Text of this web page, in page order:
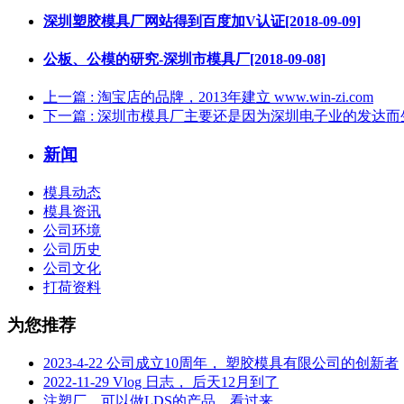
深圳塑胶模具厂网站得到百度加V认证[2018-09-09]
公板、公模的研究-深圳市模具厂[2018-09-08]
上一篇 : 淘宝店的品牌，2013年建立 www.win-zi.com
下一篇 : 深圳市模具厂主要还是因为深圳电子业的发达而
新闻
模具动态
模具资讯
公司环境
公司历史
公司文化
打荷资料
为您推荐
2023-4-22 公司成立10周年， 塑胶模具有限公司的创新者
2022-11-29 Vlog 日志， 后天12月到了